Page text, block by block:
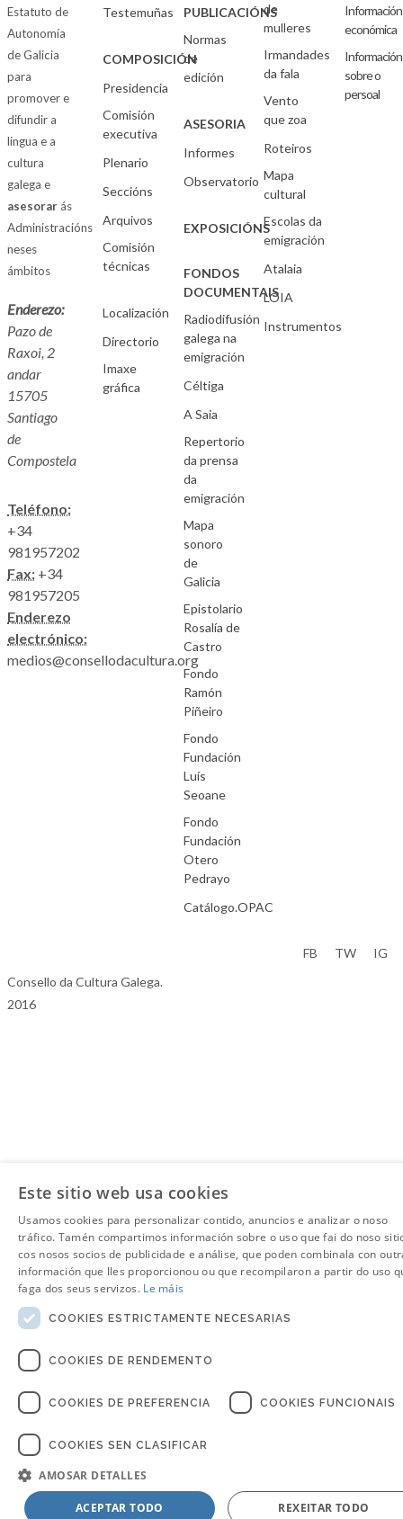
Estatuto de
Autonomía
de Galicia
para
promover e
difundir a
lingua e a
cultura
galega e
asesorarás
Administracións
neses
ámbitos
Enderezo:
Pazo de
Raxoi, 2
andar
15705
Santiago
de
Compostela
Teléfono:
+34
981957202
Fax: +34
981957205
Enderezo
electrónico:
medios@consellodacultura.org
Testemuñas
COMPOSICIÓN
Presidencia
Comisión
executiva
Plenario
Seccións
Arquivos
Comisión
técnicas
Localización
Directorio
Imaxe
gráfica
PUBLICACIÓNS
Normas
de
edición
ASESORIA
Informes
Observatorio
EXPOSICIÓNS
FONDOS
DOCUMENTAIS
Radiodifusión
galega na
emigración
Céltiga
A Saia
Repertorio
da prensa
da
emigración
Mapa
sonoro
de
Galicia
Epistolario
Rosalía de
Castro
Fondo
Ramón
Piñeiro
Fondo
Fundación
Luís
Seoane
Fondo
Fundación
Otero
Pedrayo
Catálogo.OPAC
de
mulleres
Irmandades
da fala
Vento
que zoa
Roteiros
Mapa
cultural
Escolas da
emigración
Atalaia
LOIA
Instrumentos
Información
económica
Información
sobre o
persoal
Consello da Cultura Galega.
2016
FB TW IG
Este sitio web usa cookies
Usamos cookies para personalizar contido, anuncios e analizar o noso
tráfico. Tamén compartimos información sobre o uso que fai do noso
cos nosos socios de publicidade e análise, que poden combinala con
información que lles proporcionou ou que recompilaron a partir do uso
faga dos seus servizos. Le máis
COOKIES ESTRICTAMENTE NECESARIAS
COOKIES DE RENDEMENTO
COOKIES DE PREFERENCIA COOKIES FUNCIONAIS
COOKIES SEN CLASIFICAR
AMOSAR DETALLES
ACEPTAR TODO REXEITAR TODO